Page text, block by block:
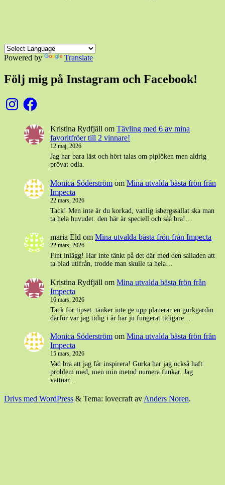
Powered by Translate
Följ mig på Instagram och Facebook!
InstagramFacebook
Kristina Rydfjäll om Tävling med 6 av mina
favoritfröer till 2 vinnare!
12 maj, 2026
Jag har bara läst och hört talas om piplöken men aldrig
prövat odla.
Monica Söderström om Mina utvalda bästa frön från
Impecta
22 mars, 2026
Tack! Men inte är du korkad, vanlig isbergssallat ska man
ta hela huvudet. den här är speciell och såå bra!…
maria Eld om Mina utvalda bästa frön från Impecta
22 mars, 2026
Fint inlägg! Har inte tänkt på det där med den salladen att
ta blad utifrån, trodde man skulle ta hela…
Kristina Rydfjäll om Mina utvalda bästa frön från
Impecta
16 mars, 2026
Tack för tipset. tänker inte ge upp planerar en gurkgardin
därför var jag tidig i år har ju fungerat tidigare…
Monica Söderström om Mina utvalda bästa frön från
Impecta
15 mars, 2026
Vad bra att jag får inspirera! Gurka har jag också haft
problem med, men min metod numera funkar. Jag
vattnar…
Drivs med WordPress & Tema: lovecraft av Anders Noren.